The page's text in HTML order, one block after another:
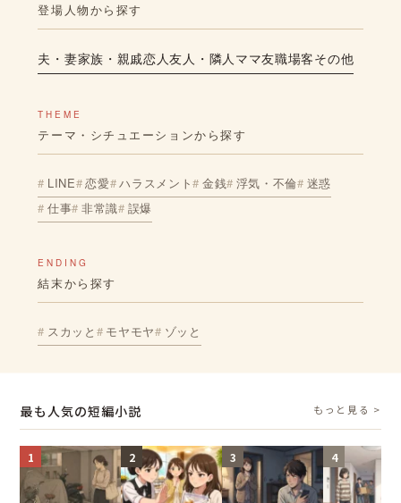
登場人物から探す
夫・妻家族・親戚恋人友人・隣人 ママ友職場客その他
THEME
テーマ・シチュエーションから探す
LINE 恋愛 ハラスメント 金銭 浮気・不倫 迷惑
仕事 非常識 誤爆
ENDING
結末から探す
スカッと モヤモヤ ゾッと
最も人気の短編小説 もっと見る >
1 2 3 4